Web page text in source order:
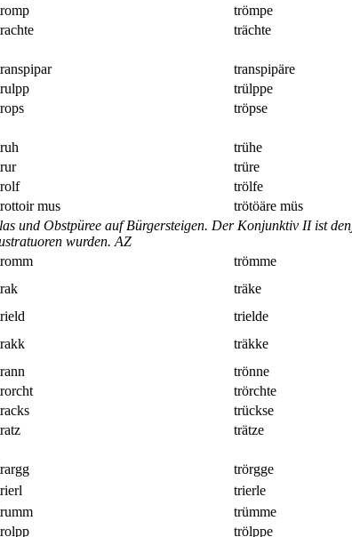
trömpe
trächte
transpipäre
trülppe
tröpse
trühe
trüre
trölfe
mus trötöäre müs
und Obstpüree auf Bürgersteigen. Der Konjunktiv II ist
wurden. AZ
trömme
träke
trielde
träkke
trönne
trörchte
trückse
trätze
trörgge
trierle
trümme
trölppe